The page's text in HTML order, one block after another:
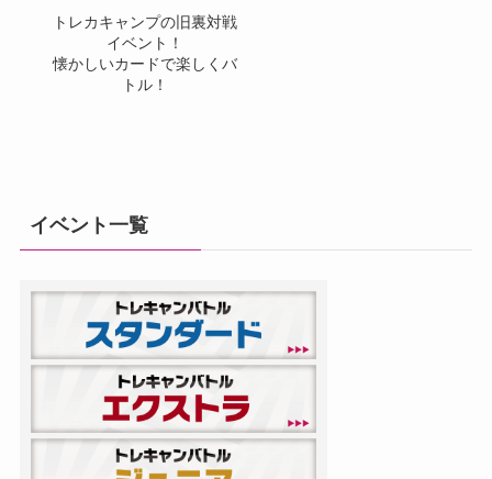
トレカキャンプの旧裏対戦
イベント！
懐かしいカードで楽しくバ
トル！
イベント一覧